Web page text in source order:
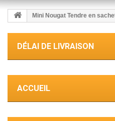
Mini Nougat Tendre en
DÉLAI DE LIVRAISON
ACCUEIL